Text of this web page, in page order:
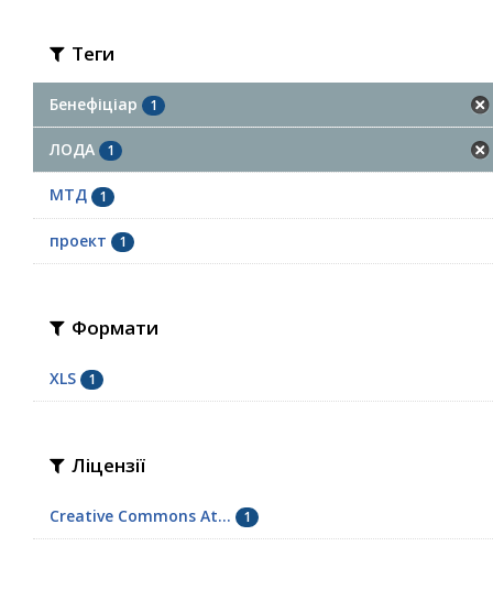
Теги
Бенефіціар 1
ЛОДА 1
МТД 1
проект 1
Формати
XLS 1
Ліцензії
Creative Commons At... 1